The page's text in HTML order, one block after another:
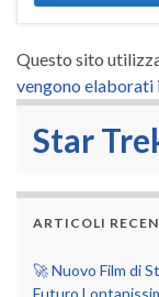
Questo sito
vengono
Star
ARTICOLI
🚀 Nuovo Film di